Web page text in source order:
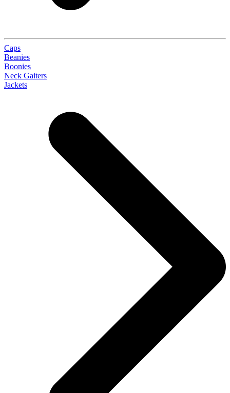
Caps
Beanies
Boonies
Neck Gaiters
Jackets